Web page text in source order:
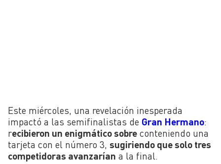
Este miércoles, una revelación inesperada
impactó a las semifinalistas de Gran Hermano:
recibieron un enigmático sobre conteniendo una
tarjeta con el número 3, sugiriendo que solo tres
competidoras avanzarían a la final.